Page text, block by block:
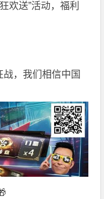
欢送”活动，福利
，我们相信中国